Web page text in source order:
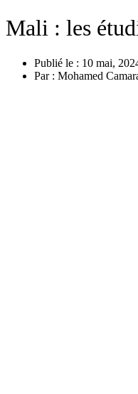
Mali : les
Publié le : 10 mai,
Par : Mohamed